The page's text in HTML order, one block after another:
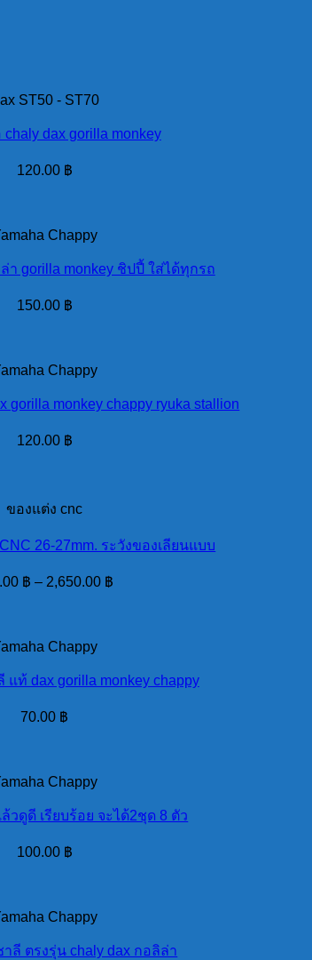
ST50 - ST70
dax gorilla monkey
120.00 ฿
Chappy
า gorilla monkey ชิปปี้ ใส่ได้ทุกรถ
150.00 ฿
Chappy
gorilla monkey chappy ryuka stallion
120.00 ฿
ของแต่ง cnc
26-27mm. ระวังของเลียนแบบ
฿ – 2,650.00 ฿
Chappy
ท้ dax gorilla monkey chappy
70.00 ฿
Chappy
วดูดี เรียบร้อย จะได้2ชุด 8 ตัว
100.00 ฿
Chappy
ลี ตรงรุ่น chaly dax กอลิล่า